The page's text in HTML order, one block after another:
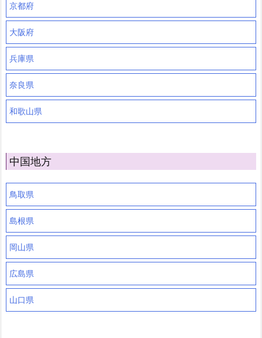
京都府
大阪府
兵庫県
奈良県
和歌山県
中国地方
鳥取県
島根県
岡山県
広島県
山口県